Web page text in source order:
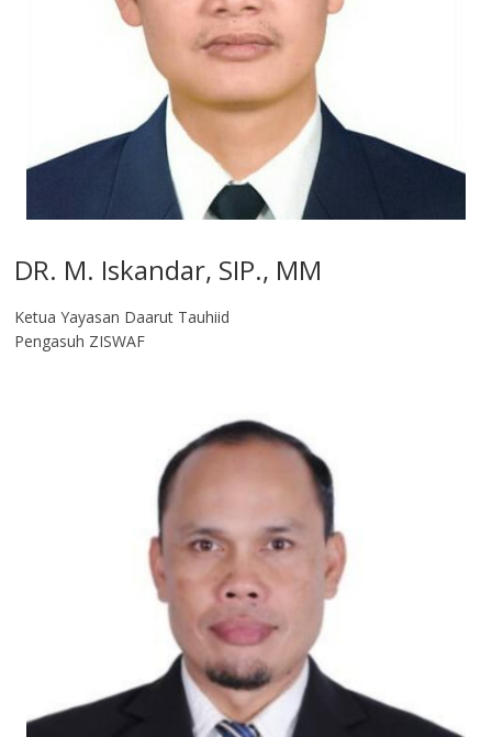
DR. M. Iskandar, SIP., MM
Ketua Yayasan Daarut Tauhiid
Pengasuh ZISWAF